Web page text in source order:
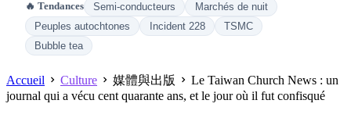
🔥 Tendances Semi-conducteurs
Marchés de nuit
Peuples autochtones
Incident 228
TSMC
Bubble tea
Accueil Culture 媒體與出版
Le Taiwan Church News : un
journal qui a vécu cent quarante ans, et le jour où il fut confisqué